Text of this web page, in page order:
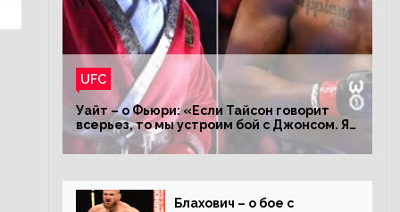
UFC
Уайт – о Фьюри: «Если Тайсон говорит
всерьез, то мы устроим бой с Джонсом. Я
заставил Флойда Мейвезера драться с
Конором»
Блахович – о бое с